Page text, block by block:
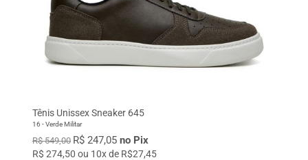
Tênis Unissex Sneaker 645
16 - Verde Militar
R$ 549,00 R$ 247,05 no Pix
R$ 274,50 ou 10x de R$27,45